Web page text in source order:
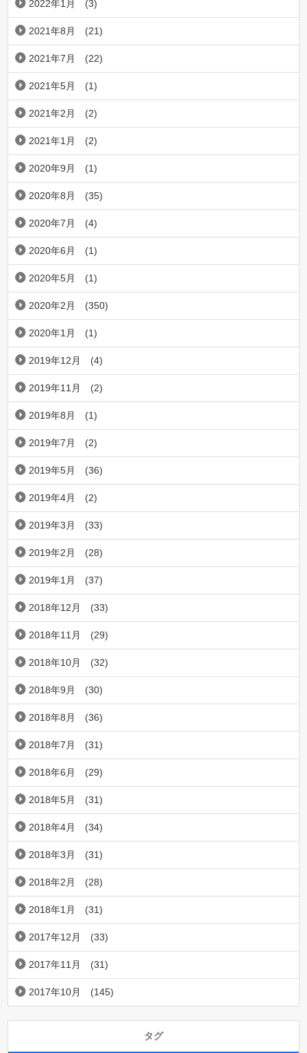
2022年1月 (3)
2021年8月 (21)
2021年7月 (22)
2021年5月 (1)
2021年2月 (2)
2021年1月 (2)
2020年9月 (1)
2020年8月 (35)
2020年7月 (4)
2020年6月 (1)
2020年5月 (1)
2020年2月 (350)
2020年1月 (1)
2019年12月 (4)
2019年11月 (2)
2019年8月 (1)
2019年7月 (2)
2019年5月 (36)
2019年4月 (2)
2019年3月 (33)
2019年2月 (28)
2019年1月 (37)
2018年12月 (33)
2018年11月 (29)
2018年10月 (32)
2018年9月 (30)
2018年8月 (36)
2018年7月 (31)
2018年6月 (29)
2018年5月 (31)
2018年4月 (34)
2018年3月 (31)
2018年2月 (28)
2018年1月 (31)
2017年12月 (33)
2017年11月 (31)
2017年10月 (145)
タグ